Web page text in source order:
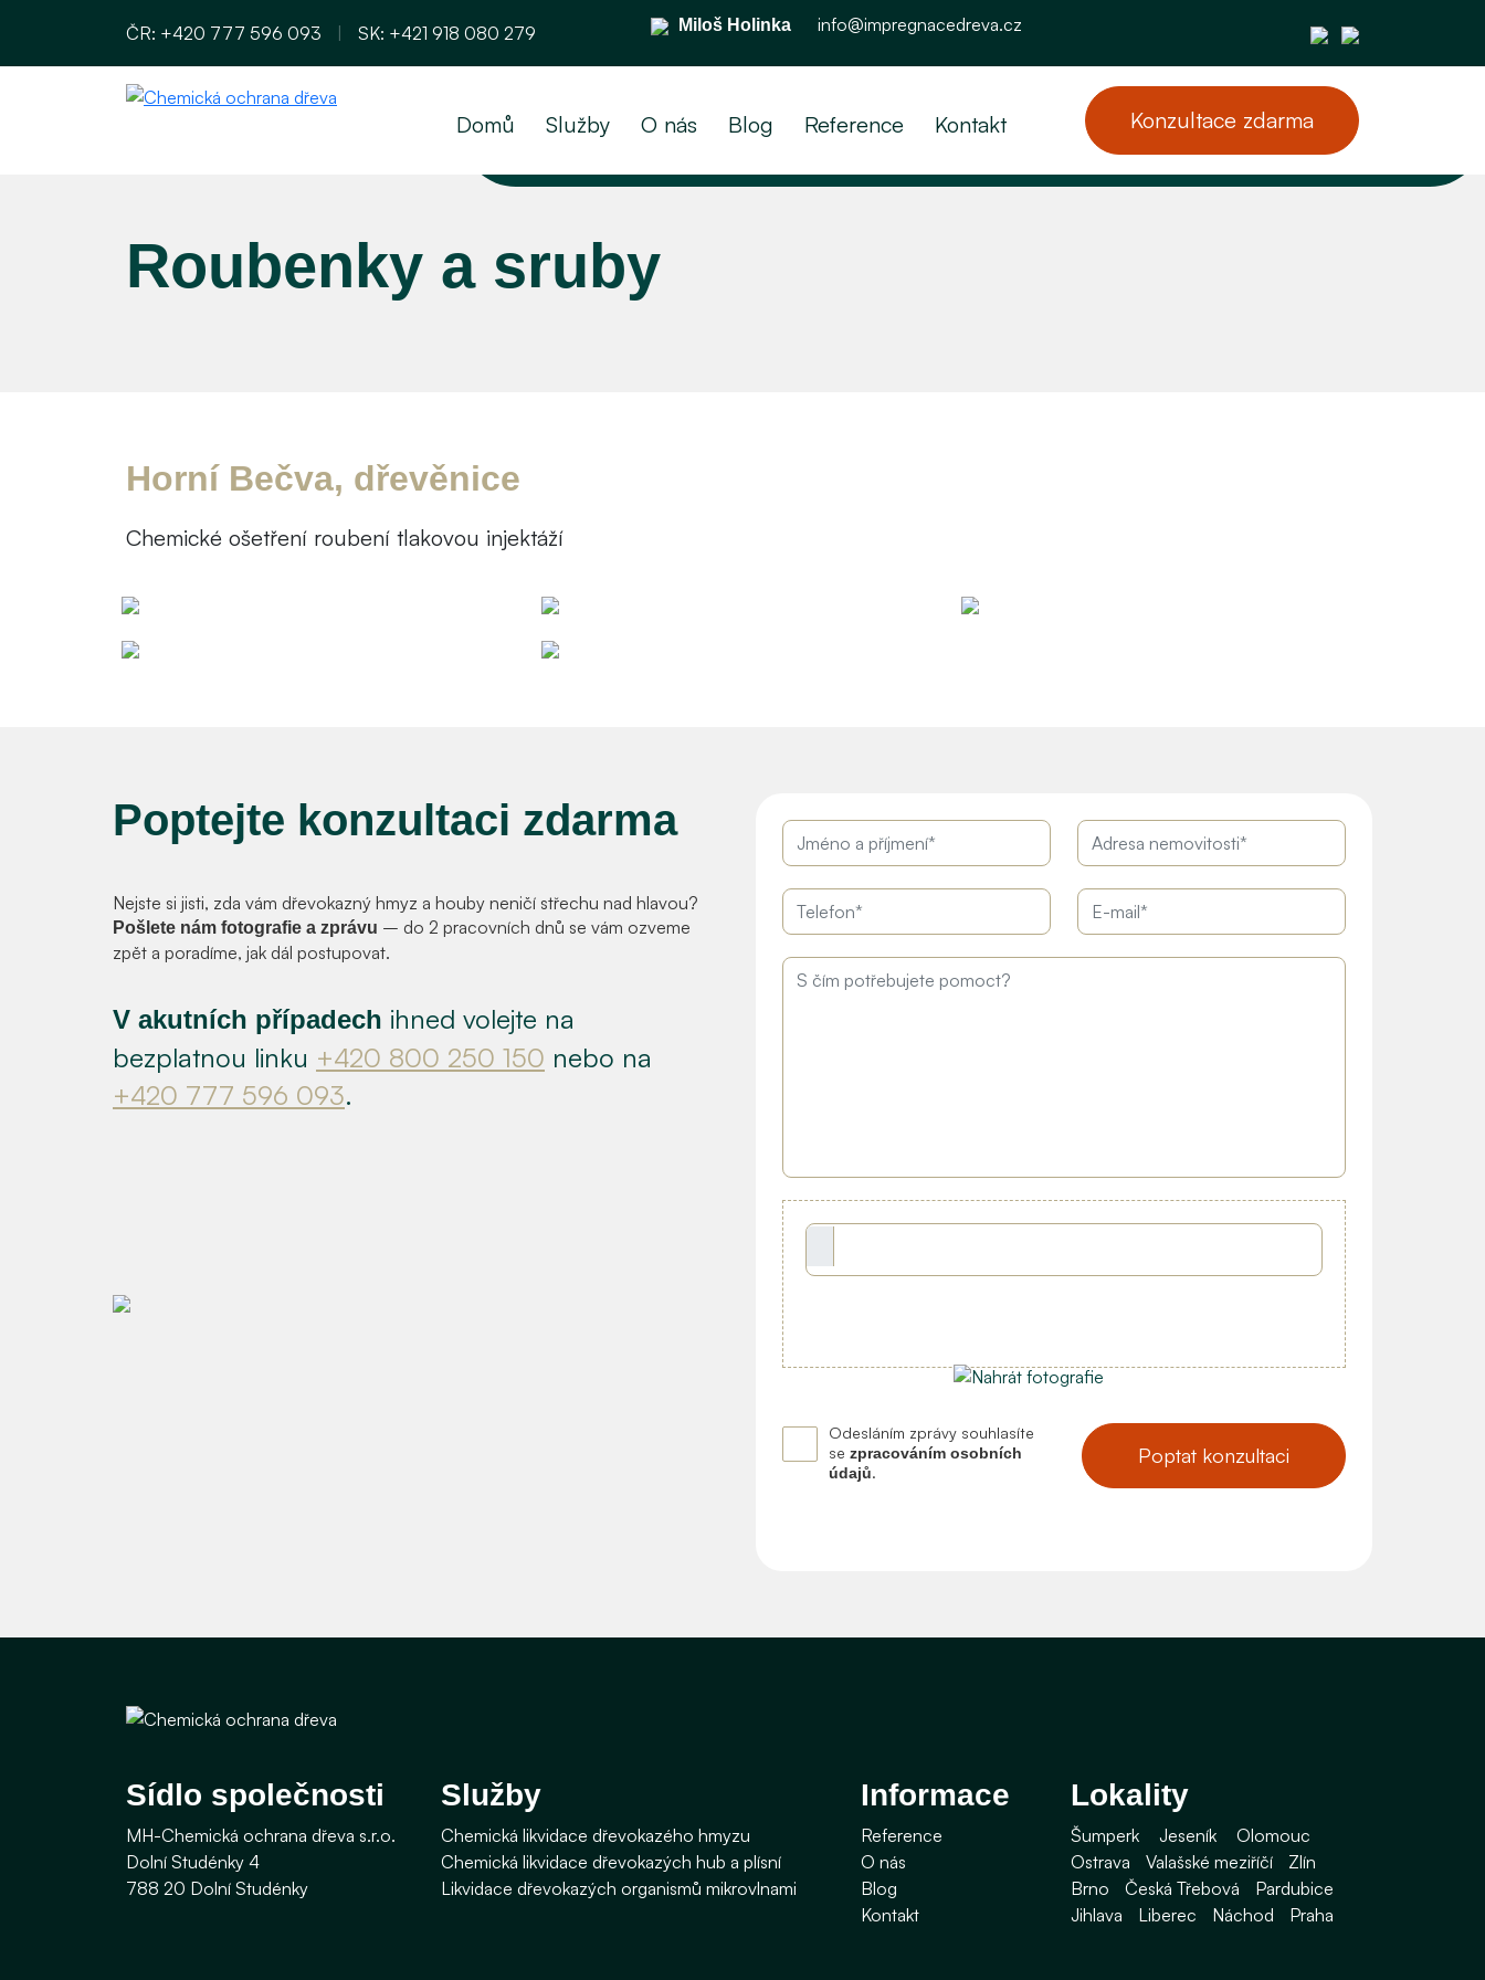
ČR: +420 777 596 093 SK: +421 918 080 279 Miloš Holinka info@impregnacedreva.cz
Domů Služby O nás Blog Reference Kontakt Konzultace zdarma
Roubenky a sruby
Horní Bečva, dřevěnice
Chemické ošetření roubení tlakovou injektáží
Poptejte konzultaci zdarma
Nejste si jisti, zda vám dřevokazný hmyz a houby neničí střechu nad hlavou?
Pošlete nám fotografie a zprávu – do 2 pracovních dnů se vám ozveme
zpět a poradíme, jak dál postupovat.
V akutních případech ihned volejte na
bezplatnou linku +420 800 250 150 nebo na
+420 777 596 093.
Odesláním zprávy souhlasíte
se zpracováním osobních
údajů.
Poptat konzultaci
Sídlo společnosti
MH-Chemická ochrana dřeva s.r.o.
Dolní Studénky 4
788 20 Dolní Studénky
Služby
Chemická likvidace dřevokazého hmyzu
Chemická likvidace dřevokazých hub a plísní
Likvidace dřevokazých organismů mikrovlnami
Informace
Reference
O nás
Blog
Kontakt
Lokality
Šumperk Jeseník
Olomouc
Ostrava
Valašské meziříčí
Zlín
Brno
Česká Třebová
Pardubice
Jihlava
Liberec Náchod Praha